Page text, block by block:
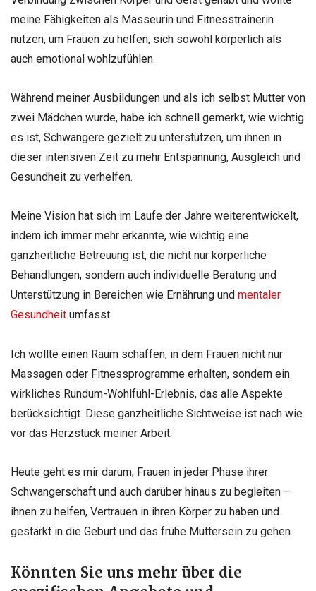
meine Fähigkeiten als Masseurin und Fitnesstrainerin
nutzen, um Frauen zu helfen, sich sowohl körperlich als
auch emotional wohlzufühlen.
Während meiner Ausbildungen und als ich selbst Mutter von
zwei Mädchen wurde, habe ich schnell gemerkt, wie wichtig
es ist, Schwangere gezielt zu unterstützen, um ihnen in
dieser intensiven Zeit zu mehr Entspannung, Ausgleich und
Gesundheit zu verhelfen.
Meine Vision hat sich im Laufe der Jahre weiterentwickelt,
indem ich immer mehr erkannte, wie wichtig eine
ganzheitliche Betreuung ist, die nicht nur körperliche
Behandlungen, sondern auch individuelle Beratung und
Unterstützung in Bereichen wie Ernährung und mentaler
Gesundheit umfasst.
Ich wollte einen Raum schaffen, in dem Frauen nicht nur
Massagen oder Fitnessprogramme erhalten, sondern ein
wirkliches Rundum-Wohlfühl-Erlebnis, das alle Aspekte
berücksichtigt. Diese ganzheitliche Sichtweise ist nach wie
vor das Herzstück meiner Arbeit.
Heute geht es mir darum, Frauen in jeder Phase ihrer
Schwangerschaft und auch darüber hinaus zu begleiten –
ihnen zu helfen, Vertrauen in ihren Körper zu haben und
gestärkt in die Geburt und das frühe Muttersein zu gehen.
Könnten Sie uns mehr über die